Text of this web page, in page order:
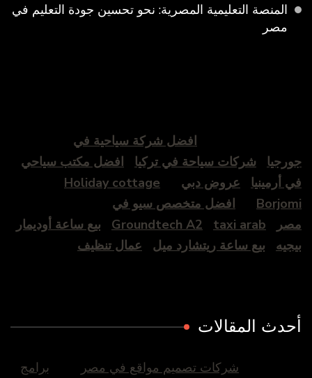
المنصة التعليمية المصرية: نحو تحسين جودة التعليم في
مصر
افضل شركة سياحية في
جورجيا
شركات سياحة في تركيا
افضل مكتب سياحي
في أرمينيا
عروض دبي
Holiday cottage
Borjomi
افضل متخصص سيو في
مصر
Groundtech A2 taxi arab
بيع ساعة أوديمار
بيجيه
بيع ساعة ريتشارد ميل عمال تنظيف
أحدث المقالات
شركات تصميم مواقع في مصر برامج